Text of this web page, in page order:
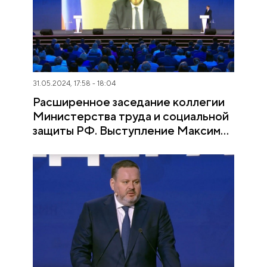
31.05.2024, 17:58 - 18:04
Расширенное заседание коллегии
Министерства труда и социальной
защиты РФ. Выступление Максима